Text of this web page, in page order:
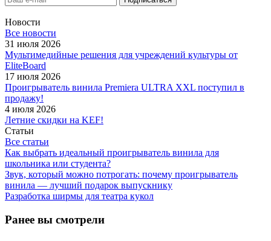
Новости
Все новости
31 июля 2026
Мультимедийные решения для учреждений культуры от
EliteBoard
17 июля 2026
Проигрыватель винила Premiera ULTRA XXL поступил в
продажу!
4 июля 2026
Летние скидки на KEF!
Статьи
Все статьи
Как выбрать идеальный проигрыватель винила для
школьника или студента?
Звук, который можно потрогать: почему проигрыватель
винила — лучший подарок выпускнику
Разработка ширмы для театра кукол
Ранее вы смотрели